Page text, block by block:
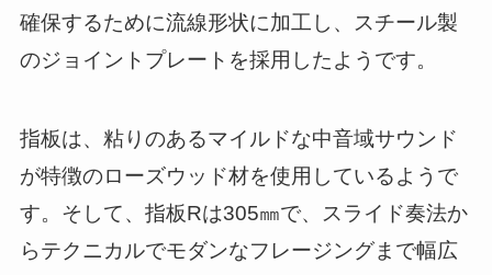
確保するために流線形状に加工し、スチール製
のジョイントプレートを採用したようです。
指板は、粘りのあるマイルドな中音域サウンド
が特徴のローズウッド材を使用しているようで
す。そして、指板Rは305㎜で、スライド奏法か
らテクニカルでモダンなフレージングまで幅広